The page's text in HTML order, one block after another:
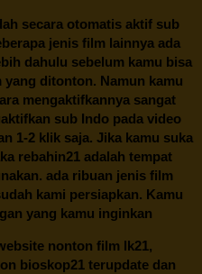
secara otomatis aktif sub
jenis film lainnya ada
dahulu sebelum kamu bisa
ditonton. Namun kamu
mengaktifkannya sangat
sub Indo pada video
1-2 klik saja. Jika kamu suka
rebahin21 adalah tempat
ada ribuan jenis film
kami persiapkan. Kamu
yang kamu inginkan
nonton film lk21,
bioskop21 terupdate dan